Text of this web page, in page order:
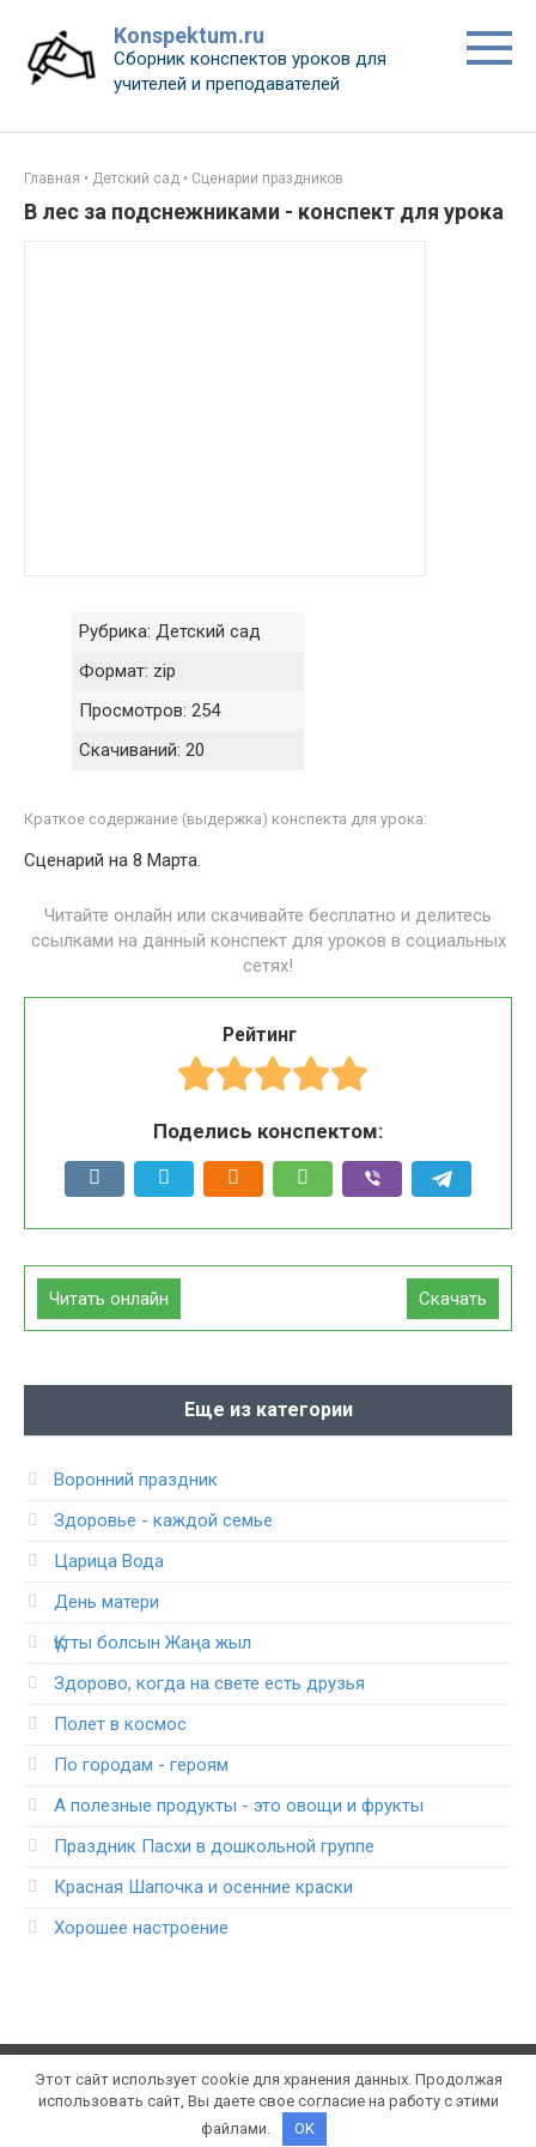
контенту
Konspektum.ru
Сборник конспектов уроков для
учителей и преподавателей
Главная • Детский сад • Сценарии праздников
В лес за подснежниками - конспект для урока
Рубрика: Детский сад
Формат: zip
Просмотров: 254
Скачиваний: 20
Краткое содержание (выдержка) конспекта для урока:
Сценарий на 8 Марта.
Читайте онлайн или скачивайте бесплатно и делитесь
ссылками на данный конспект для уроков в социальных
сетях!
Рейтинг
Поделись конспектом:
Скачать
Читать онлайн
Еще из категории
Воронний праздник
Здоровье - каждой семье
Царица Вода
День матери
Құтты болсын Жаңа жыл
Здорово, когда на свете есть друзья
Полет в космос
По городам - героям
А полезные продукты - это овощи и фрукты
Праздник Пасхи в дошкольной группе
Красная Шапочка и осенние краски
Хорошее настроение
© 2021 Konspektum.ru. Все права защищены. Портал
школьных конспектов уроков
Этот сайт использует cookie для хранения данных. Продолжая
использовать сайт, Вы даете свое согласие на работу с этими
файлами.
OK